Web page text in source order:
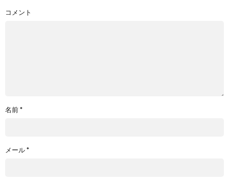
コメント
名前*
メール*